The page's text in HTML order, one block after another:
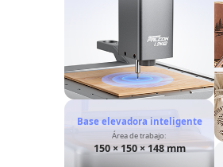
Base elevadora inteligente
Área de trabajo:
150 × 150 × 148 mm